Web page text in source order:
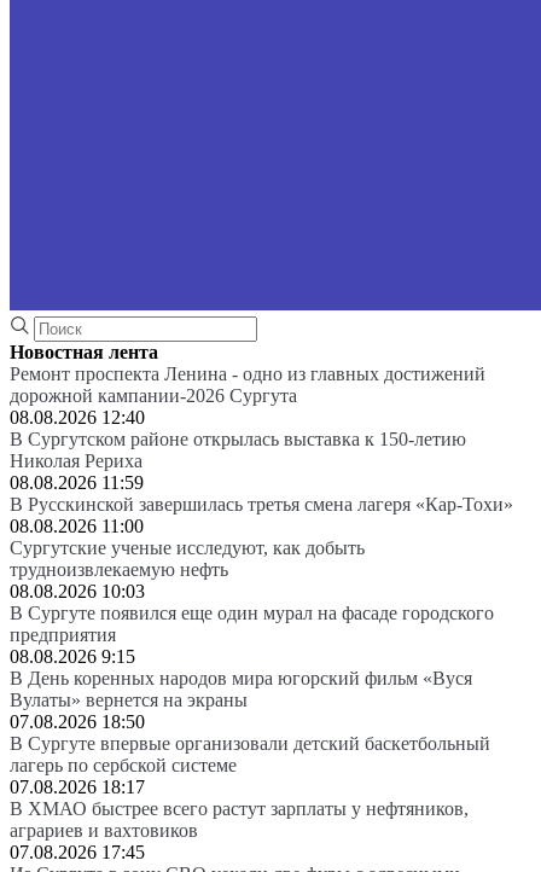
Новостная лента
Ремонт проспекта Ленина - одно из главных достижений
дорожной кампании-2026 Сургута
08.08.2026 12:40
В Сургутском районе открылась выставка к 150-летию
Николая Рериха
08.08.2026 11:59
В Русскинской завершилась третья смена лагеря «Кар-Тохи»
08.08.2026 11:00
Сургутские ученые исследуют, как добыть
трудноизвлекаемую нефть
08.08.2026 10:03
В Сургуте появился еще один мурал на фасаде городского
предприятия
08.08.2026 9:15
В День коренных народов мира югорский фильм «Вуся
Вулаты» вернется на экраны
07.08.2026 18:50
В Сургуте впервые организовали детский баскетбольный
лагерь по сербской системе
07.08.2026 18:17
В ХМАО быстрее всего растут зарплаты у нефтяников,
аграриев и вахтовиков
07.08.2026 17:45